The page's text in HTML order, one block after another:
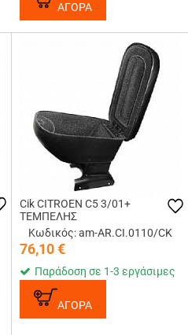
ΑΓΟΡΑ
Cik CITROEN C5 3/01+
ΤΕΜΠΕΛΗΣ
Κωδικός: am-AR.CI.0110/CK
76,10€
Παράδοση σε 1-3 εργάσιμες
ΑΓΟΡΑ